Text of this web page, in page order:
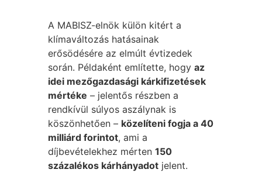
A MABISZ-elnök külön kitért a
klímaváltozás hatásainak
erősödésére az elmúlt évtizedek
során. Példaként említette, hogyaz
idei mezőgazdasági kárkifizetések
mértéke – jelentős részben a
rendkívül súlyos aszálynak is
köszönhetően – közelíteni fogja a 40
milliárd forintot, ami a
díjbevételekhez mérten150
százalékos kárhányadot jelent.